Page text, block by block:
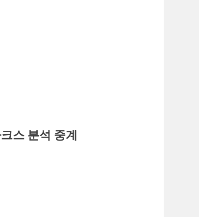
스 분석 중계